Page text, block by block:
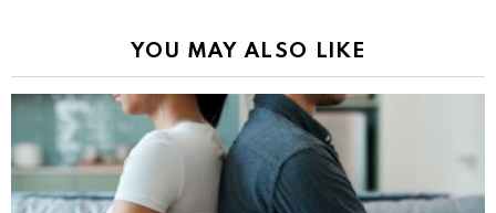
YOU MAY ALSO LIKE